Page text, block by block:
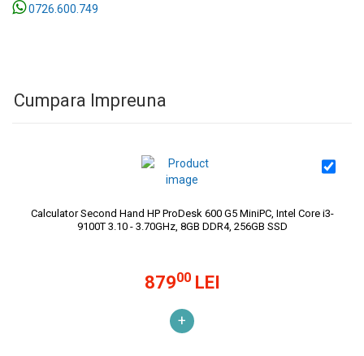
0726.600.749
Cumpara Impreuna
Calculator Second Hand HP ProDesk 600 G5 MiniPC, Intel Core i3-
9100T 3.10 - 3.70GHz, 8GB DDR4, 256GB SSD
87900LEI
+